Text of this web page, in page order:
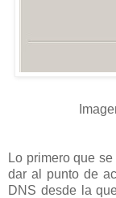
Lo primero que
dar al punto de
DNS desde la